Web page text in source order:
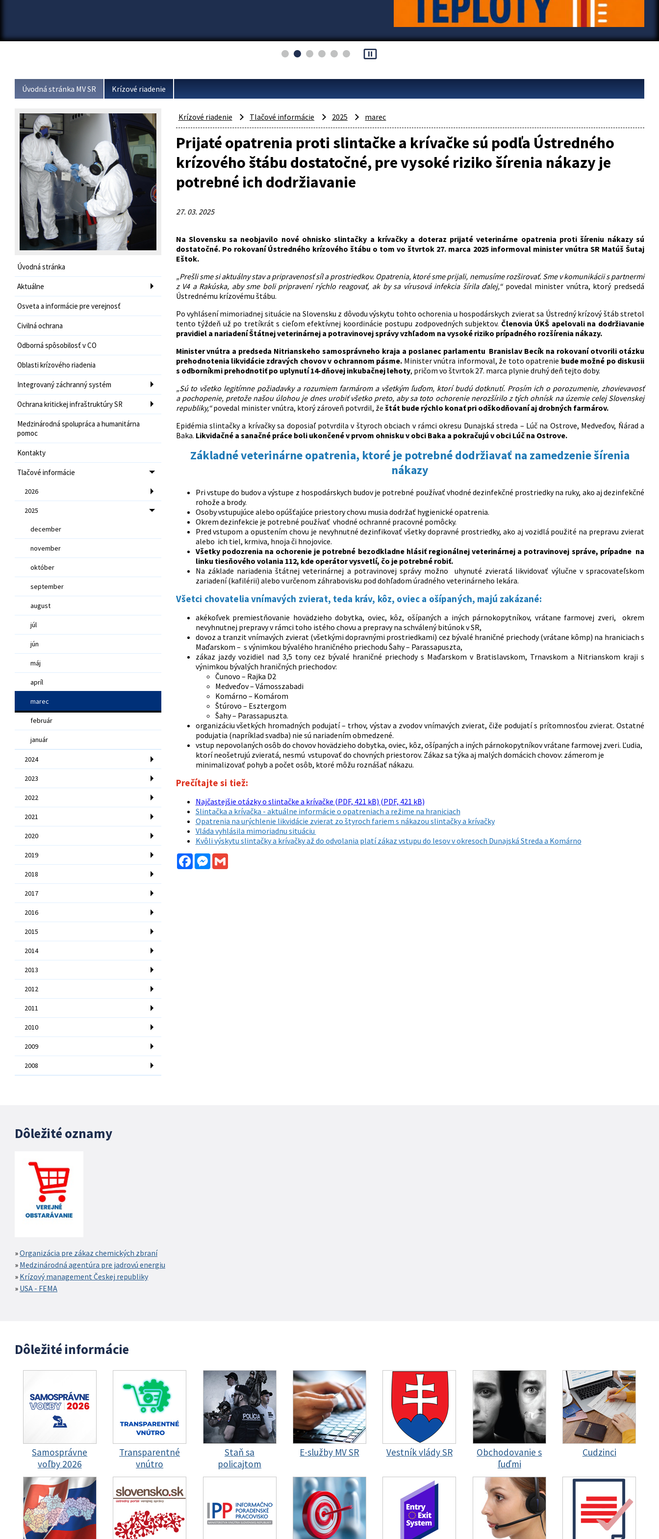
pause_presentation
Úvodná stránka MV SR Krízové riadenie
Úvodná stránka
Aktuálne
Osveta a informácie pre verejnosť
Civilná ochrana
Odborná spôsobilosť v CO
Oblasti krízového riadenia
Integrovaný záchranný systém
Ochrana kritickej infraštruktúry SR
Medzinárodná spolupráca a humanitárna
pomoc
Kontakty
Tlačové informácie
2026
2025
december
november
október
september
august
júl
jún
máj
apríl
marec
február
január
2024
2023
2022
2021
2020
2019
2018
2017
2016
2015
2014
2013
2012
2011
2010
2009
2008
Krízové riadenie Tlačové informácie 2025 marec
Prijaté opatrenia proti slintačke a krívačke sú podľa Ústredného
krízového štábu dostatočné, pre vysoké riziko šírenia nákazy je
potrebné ich dodržiavanie
27. 03. 2025
Na Slovensku sa neobjavilo nové ohnisko slintačky a krívačky a doteraz prijaté veterinárne opatrenia proti šíreniu nákazy sú
dostatočné. Po rokovaní Ústredného krízového štábu o tom vo štvrtok 27. marca 2025 informoval minister vnútra SR Matúš Šutaj
Eštok.
„Prešli sme si aktuálny stav a pripravenosť síl a prostriedkov. Opatrenia, ktoré sme prijali, nemusíme rozširovať. Sme v komunikácii s partnermi
z V4 a Rakúska, aby sme boli pripravení rýchlo reagovať, ak by sa vírusová infekcia šírila ďalej,“povedal minister vnútra, ktorý predsedá
Ústrednému krízovému štábu.
Po vyhlásení mimoriadnej situácie na Slovensku z dôvodu výskytu tohto ochorenia u hospodárskych zvierat sa Ústredný krízový štáb stretol
tento týždeň už po tretíkrát s cieľom efektívnej koordinácie postupu zodpovedných subjektov. Členovia ÚKŠ apelovali na dodržiavanie
pravidiel a nariadení Štátnej veterinárnej a potravinovej správy vzhľadom na vysoké riziko prípadného rozšírenia nákazy.
Minister vnútra a predseda Nitrianskeho samosprávneho kraja a poslanec parlamentu Branislav Becík na rokovaní otvorili otázku
prehodnotenia likvidácie zdravých chovov v ochrannom pásme. Minister vnútra informoval, že toto opatrenie bude možné po diskusii
s odborníkmi prehodnotiť po uplynutí 14-dňovej inkubačnej lehoty, pričom vo štvrtok 27. marca plynie druhý deň tejto doby.
„Sú to všetko legitímne požiadavky a rozumiem farmárom a všetkým ľuďom, ktorí budú dotknutí. Prosím ich o porozumenie, zhovievavosť
a pochopenie, pretože našou úlohou je dnes urobiť všetko preto, aby sa toto ochorenie nerozšírilo z tých ohnísk na územie celej Slovenskej
republiky,“povedal minister vnútra, ktorý zároveň potvrdil, že štát bude rýchlo konať pri odškodňovaní aj drobných farmárov.
Epidémia slintačky a krívačky sa doposiaľ potvrdila v štyroch obciach v rámci okresu Dunajská streda – Lúč na Ostrove, Medveďov, Ňárad a
Baka. Likvidačné a sanačné práce boli ukončené v prvom ohnisku v obci Baka a pokračujú v obci Lúč na Ostrove.
Základné veterinárne opatrenia, ktoré je potrebné dodržiavať na zamedzenie šírenia
nákazy
Pri vstupe do budov a výstupe z hospodárskych budov je potrebné používať vhodné dezinfekčné prostriedky na ruky, ako aj dezinfekčné
rohože a brody.
Osoby vstupujúce alebo opúšťajúce priestory chovu musia dodržať hygienické opatrenia.
Okrem dezinfekcie je potrebné používať vhodné ochranné pracovné pomôcky.
Pred vstupom a opustením chovu je nevyhnutné dezinfikovať všetky dopravné prostriedky, ako aj vozidlá použité na prepravu zvierat
alebo ich tiel, krmiva, hnoja či hnojovice.
Všetky podozrenia na ochorenie je potrebné bezodkladne hlásiť regionálnej veterinárnej a potravinovej správe, prípadne na
linku tiesňového volania 112, kde operátor vysvetlí, čo je potrebné robiť.
Na základe nariadenia štátnej veterinárnej a potravinovej správy možno uhynuté zvieratá likvidovať výlučne v spracovateľskom
zariadení (kafilérii) alebo v určenom záhrabovisku pod dohľadom úradného veterinárneho lekára.
Všetci chovatelia vnímavých zvierat, teda kráv, kôz, oviec a ošípaných, majú zakázané:
akékoľvek premiestňovanie hovädzieho dobytka, oviec, kôz, ošípaných a iných párnokopytníkov, vrátane farmovej zveri, okrem
nevyhnutnej prepravy v rámci toho istého chovu a prepravy na schválený bitúnok v SR,
dovoz a tranzit vnímavých zvierat (všetkými dopravnými prostriedkami) cez bývalé hraničné priechody (vrátane kômp) na hraniciach s
Maďarskom – s výnimkou bývalého hraničného priechodu Šahy – Parassapuszta,
zákaz jazdy vozidiel nad 3,5 tony cez bývalé hraničné priechody s Maďarskom v Bratislavskom, Trnavskom a Nitrianskom kraji s
výnimkou bývalých hraničných priechodov:
Čunovo – Rajka D2
Medveďov – Vámosszabadi
Komárno – Komárom
Štúrovo – Esztergom
Šahy – Parassapuszta.
organizáciu všetkých hromadných podujatí – trhov, výstav a zvodov vnímavých zvierat, čiže podujatí s prítomnosťou zvierat. Ostatné
podujatia (napríklad svadba) nie sú nariadením obmedzené.
vstup nepovolaných osôb do chovov hovädzieho dobytka, oviec, kôz, ošípaných a iných párnokopytníkov vrátane farmovej zveri. Ľudia,
ktorí neošetrujú zvieratá, nesmú vstupovať do chovných priestorov. Zákaz sa týka aj malých domácich chovov: zámerom je
minimalizovať pohyb a počet osôb, ktoré môžu roznášať nákazu.
Prečítajte si tiež:
Najčastejšie otázky o slintačke a krívačke (PDF, 421 kB) (PDF, 421 kB)
Slintačka a krívačka - aktuálne informácie o opatreniach a režime na hraniciach
Opatrenia na urýchlenie likvidácie zvierat zo štyroch fariem s nákazou slintačky a krívačky
Vláda vyhlásila mimoriadnu situáciu
Kvôli výskytu slintačky a krívačky až do odvolania platí zákaz vstupu do lesov v okresoch Dunajská Streda a Komárno
FacebookMessenger
Gmail
Dôležité oznamy
Organizácia pre zákaz chemických zbraní
Medzinárodná agentúra pre jadrovú energiu
Krízový management Českej republiky
USA - FEMA
Dôležité informácie
Samosprávne
voľby 2026
Transparentné
vnútro
Staň sa
policajtom
E-služby MV SR Vestník vlády SR
Obchodovanie s
ľuďmi
Cudzinci